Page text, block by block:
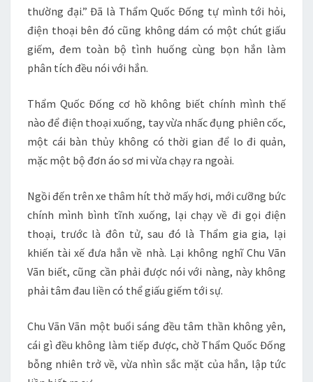
thường đại.” Đã là Thẩm Quốc Đống tự mình tới hỏi,
điện thoại bên đó cũng không dám có một chút giấu
giếm, đem toàn bộ tình huống cùng bọn hắn làm
phân tích đều nói với hắn.
Thẩm Quốc Đống cơ hồ không biết chính mình thế
nào để điện thoại xuống, tay vừa nhấc đụng phiên cốc,
một cái bàn thủy không có thời gian để lo đi quản,
mặc một bộ đơn áo sơ mi vừa chạy ra ngoài.
Ngồi đến trên xe thâm hít thở mấy hơi, mới cưỡng bức
chính mình bình tĩnh xuống, lại chạy về đi gọi điện
thoại, trước là đôn tử, sau đó là Thẩm gia gia, lại
khiến tài xế đưa hắn về nhà. Lại không nghĩ Chu Vãn
Vãn biết, cũng cần phải được nói với nàng, này không
phải tâm đau liền có thể giấu giếm tới sự.
Chu Vãn Vãn một buổi sáng đều tâm thần không yên,
cái gì đều không làm tiếp được, chờ Thẩm Quốc Đống
bỗng nhiên trở về, vừa nhìn sắc mặt của hắn, lập tức